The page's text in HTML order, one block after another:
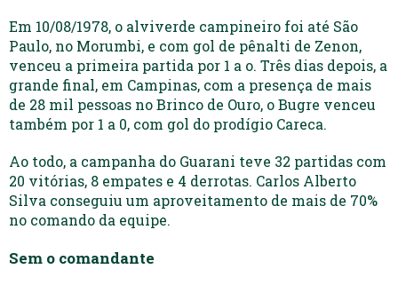
Em 10/08/1978, o alviverde campineiro foi até São
Paulo, no Morumbi, e com gol de pênalti de Zenon,
venceu a primeira partida por 1 a o. Três dias depois, a
grande final, em Campinas, com a presença de mais
de 28 mil pessoas no Brinco de Ouro, o Bugre venceu
também por 1 a 0, com gol do prodígio Careca.
Ao todo, a campanha do Guarani teve 32 partidas com
20 vitórias, 8 empates e 4 derrotas. Carlos Alberto
Silva conseguiu um aproveitamento de mais de 70%
no comando da equipe.
Sem o comandante